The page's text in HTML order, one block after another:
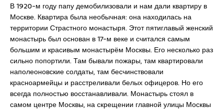
В 1920-м году папу демобилизовали и нам дали квартиру в
Москве. Квартира была необычная: она находилась на
территории Страстного монастыря. Этот пятиглавый женский
монастырь был основан в 17-м веке и считался самым
большим и красивым монастырём Москвы. Его несколько раз
сильно попортили. Там бывали пожары, там квартировали
наполеоновские солдаты, там бесчинствовали
красноармейцы и расстреливали белых офицеров. Но его
всегда полностью восстанавливали. Монастырь стоял в
самом центре Москвы, на скрещении главной улицы Москвы